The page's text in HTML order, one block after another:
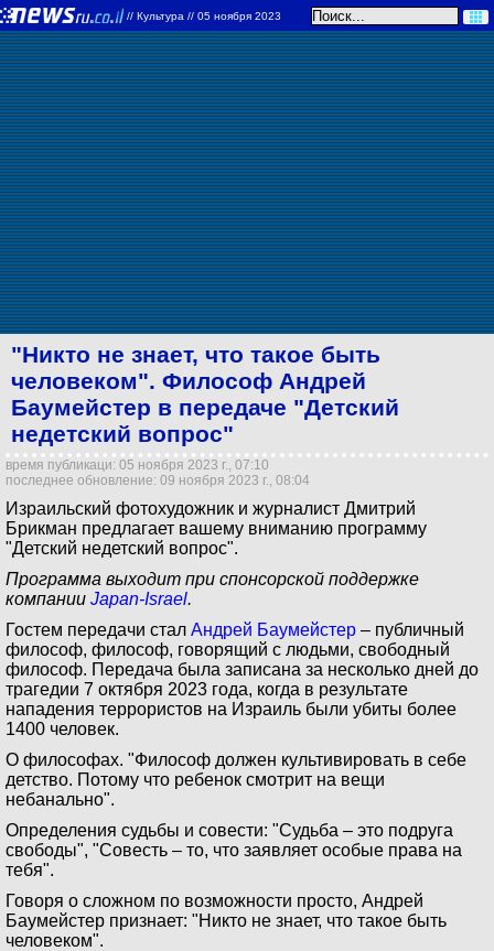
// Культура // 05 ноября 2023
"Никто не знает, что такое быть
человеком". Философ Андрей
Баумeйстер в передаче "Детский
недетский вопрос"
время публикаци: 05 ноября 2023 г., 07:10
последнее обновление: 09 ноября 2023 г., 08:04
Израильский фотохудожник и журналист Дмитрий
Брикман предлагает вашему вниманию программу
"Детский недетский вопрос".
Программа выходит при спонсорской поддержке
компании Japan-Israel.
Гостем передачи стал Андрей Баумeйстер – публичный
философ, философ, говорящий с людьми, свободный
философ. Передача была записана за несколько дней до
трагедии 7 октября 2023 года, когда в результате
нападения террористов на Израиль были убиты более
1400 человек.
О философах. "Философ должен культивировать в себе
детство. Потому что ребенок смотрит на вещи
небанально".
Определения судьбы и совести: "Судьба – это подруга
свободы", "Совесть – то, что заявляет особые права на
тебя".
Говоря о сложном по возможности просто, Андрей
Баумeйстер признает: "Никто не знает, что такое быть
человеком".